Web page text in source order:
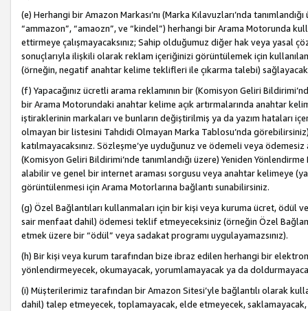
(e) Herhangi bir Amazon Markası’nı (Marka Kılavuzları’nda
“ammazon”, “amaozn”, ve “kindel”) herhangi bir Arama Motorunda
ettirmeye çalışmayacaksınız; Sahip olduğumuz diğer hak veya yasal
sonuçlarıyla ilişkili olarak reklam içeriğinizi görüntülemek için
(örneğin, negatif anahtar kelime teklifleri ile çıkarma talebi)
(f) Yapacağınız ücretli arama reklamının bir (Komisyon Geliri
bir Arama Motorundaki anahtar kelime açık artırmalarında anahtar
iştiraklerinin markaları ve bunların değiştirilmiş ya da yazım hataları
olmayan bir listesini Tahdidi Olmayan Marka Tablosu’nda
katılmayacaksınız. Sözleşme’ye uyduğunuz ve ödemeli veya
(Komisyon Geliri Bildirimi’nde tanımlandığı üzere) Yeniden
alabilir ve genel bir internet araması sorgusu veya anahtar kelimeye
görüntülenmesi için Arama Motorlarına bağlantı sunabilirsiniz.
(g) Özel Bağlantıları kullanmaları için bir kişi veya kuruma ücret, ödül
sair menfaat dahil) ödemesi teklif etmeyeceksiniz (örneğin Özel
etmek üzere bir “ödül” veya sadakat programı uygulayamazsınız).
(h) Bir kişi veya kurum tarafından bize ibraz edilen herhangi bir
yönlendirmeyecek, okumayacak, yorumlamayacak ya da
(i) Müşterilerimiz tarafından bir Amazon Sitesi’yle bağlantılı olarak
dahil) talep etmeyecek, toplamayacak, elde etmeyecek,